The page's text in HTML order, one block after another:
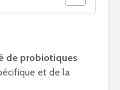
de probiotiques
et de la